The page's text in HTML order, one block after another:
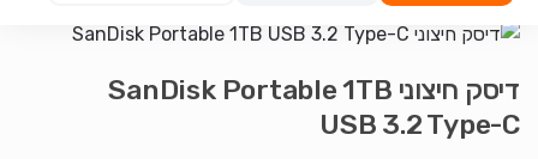
דיסק חיצוני SanDisk Portable 1TB
USB 3.2 Type-C